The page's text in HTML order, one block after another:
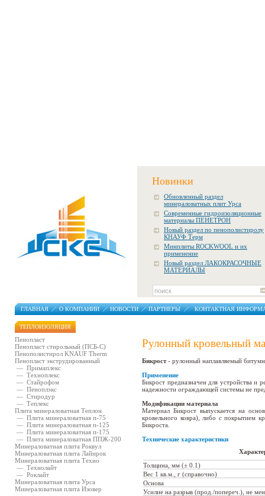
Новинки
Обновленный раздел
минераловатных плит Урса
Современные гидроизоляционные
материалы ПЕНЕТРОН
Новый раздел по пенополистиролу
КНАУФ Терм
Минплиты ROCKWOOL и их
применение
Новый раздел ЛАКОКРАСОЧНЫЕ
МАТЕРИАЛЫ
ГЛАВНАЯ О КОМПАНИИ НОВОСТИ ПАРТНЕРЫ КОНТАКТНАЯ
ТЕПЛОИЗОЛЯЦИЯ
Пенопласт
Пенопласт стирольный (ПСБ-С)
Пенополистирол KNAUF Therm
Пенопласт экструдированный
— Примаплекс
— Техноплекс
— Стайрофом
— Пеноплэкс
— Стиродур
— Теплекс
Плита минераловатная Теплон
— Плита минераловатная п-75
— Плита минераловатная п-125
— Плита минераловатная п-175
— Плита минераловатная ППЖ-200
Минераловатная плита Роквул
Минераловатная плита Лайнрок
Минераловатная плита Техно
— Технолайт
— Роклайт
Минераловатная плита Урса
Минераловатная плита Изовер
Рулонный кровельный
Бикрост- рулонный наплавляемый
Применение
Бикрост предназначен для устройства и
надежности ограждающей системы не
Модификации материала
Материал Бикрост выпускается на
кровельного ковра), либо с покрытием
Бикроста.
Технические характеристики
Толщина, мм (± 0.1)
Вес 1 кв.м., г (справочно)
Основа
Усилие на разрыв (прод./попереч.), не